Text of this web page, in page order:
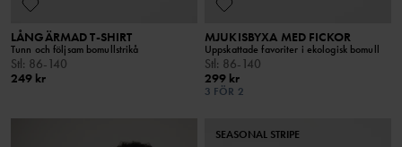
LÅNGÄRMAD T-SHIRT
Tunn och följsam bomullstrikå
Stl: 86-140
249 kr
MJUKISBYXA MED FICKOR
Uppskattade favoriter i ekologisk bomull
Stl: 86-140
299 kr
3 FÖR 2
SEASONAL STRIPE